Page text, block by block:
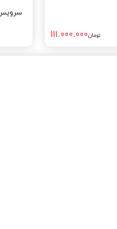
تومان111.000.000